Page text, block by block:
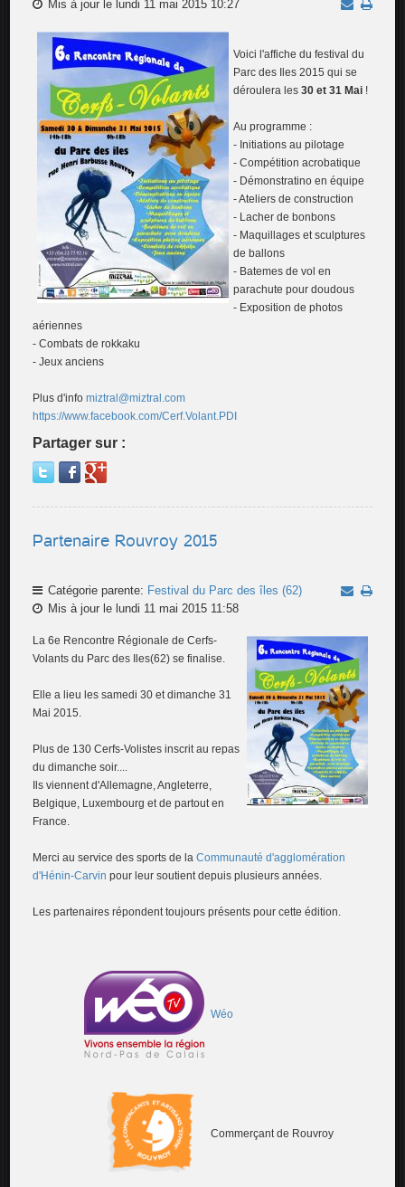
Mis à jour le lundi 11 mai 2015 10:27
Voici l'affiche du festival du
Parc des Iles 2015 qui se
déroulera les30 et 31 Mai !
Au programme :
- Initiations au pilotage
- Compétition acrobatique
- Démonstratino en équipe
- Ateliers de construction
- Lacher de bonbons
- Maquillages et sculptures
de ballons
- Batemes de vol en
parachute pour doudous
- Exposition de photos
aériennes
- Combats de rokkaku
- Jeux anciens
Plus d'infomiztral@miztral.com
https://www.facebook.com/Cerf.Volant.PDI
Partager sur :
Partenaire Rouvroy 2015
Catégorie parente: Festival du Parc des îles (62)
Mis à jour le lundi 11 mai 2015 11:58
La 6e Rencontre Régionale de Cerfs-
Volants du Parc des Iles(62) se finalise.
Elle a lieu les samedi 30 et dimanche 31
Mai 2015.
Plus de 130 Cerfs-Volistes inscrit au repas
du dimanche soir....
Ils viennent d'Allemagne, Angleterre,
Belgique, Luxembourg et de partout en
France.
Merci au service des sports de laCommunauté d'agglomération
d'Hénin-Carvin pour leur soutient depuis plusieurs années.
Les partenaires répondent toujours présents pour cette édition.
Wéo
Commerçant de Rouvroy